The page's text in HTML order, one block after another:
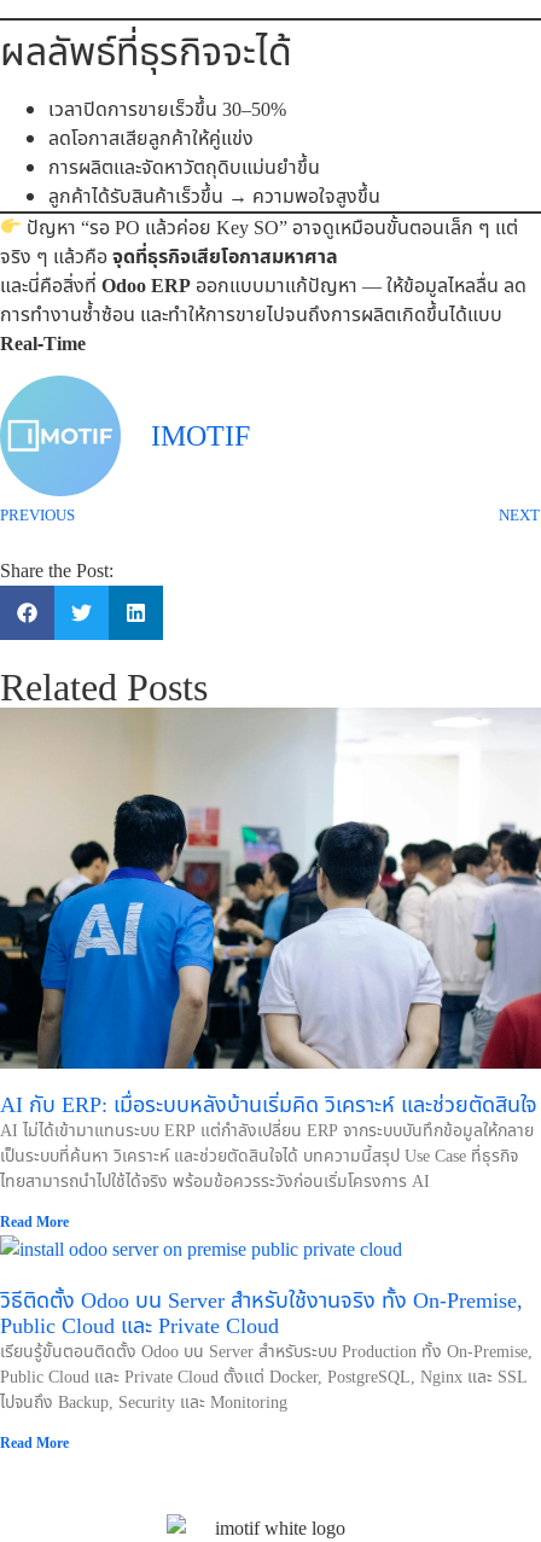
ผลลัพธ์ที่ธุรกิจจะได้
เวลาปิดการขายเร็วขึ้น 30–50%
ลดโอกาสเสียลูกค้าให้คู่แข่ง
การผลิตและจัดหาวัตถุดิบแม่นยำขึ้น
ลูกค้าได้รับสินค้าเร็วขึ้น → ความพอใจสูงขึ้น
ปัญหา “รอ PO แล้วค่อย Key SO” อาจดูเหมือนขั้นตอนเล็ก ๆ แต่
จริง ๆ แล้วคือจุดที่ธุรกิจเสียโอกาสมหาศาล
และนี่คือสิ่งที่ Odoo ERP ออกแบบมาแก้ปัญหา — ให้ข้อมูลไหลลื่น ลด
การทำงานซ้ำซ้อน และทำให้การขายไปจนถึงการผลิตเกิดขึ้นได้แบบ
Real-Time
IMOTIF
PREVIOUS NEXT
Share the Post:
Related Posts
AI กับ ERP: เมื่อระบบหลังบ้านเริ่มคิด วิเคราะห์ และช่วยตัดสินใจ
AI ไม่ได้เข้ามาแทนระบบ ERP แต่กำลังเปลี่ยน ERP จากระบบบันทึกข้อมูลให้กลาย
เป็นระบบที่ค้นหา วิเคราะห์ และช่วยตัดสินใจได้ บทความนี้สรุป Use Case ที่ธุรกิจ
ไทยสามารถนำไปใช้ได้จริง พร้อมข้อควรระวังก่อนเริ่มโครงการ AI
Read More
วิธีติดตั้ง Odoo บน Server สำหรับใช้งานจริง ทั้ง On-Premise,
Public Cloud และ Private Cloud
เรียนรู้ขั้นตอนติดตั้ง Odoo บน Server สำหรับระบบ Production ทั้ง On-Premise,
Public Cloud และ Private Cloud ตั้งแต่ Docker, PostgreSQL, Nginx และ SSL
ไปจนถึง Backup, Security และ Monitoring
Read More